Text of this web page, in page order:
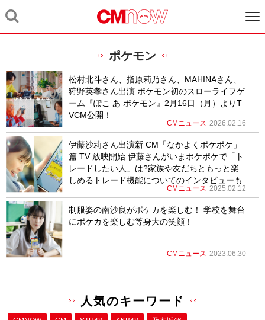
ポケモン
松村北斗さん、指原莉乃さん、MAHINAさん、
狩野英孝さん出演 ポケモン初のスローライフゲ
ーム『ぽこ あ ポケモン』2月16日（月）よりT
VCM公開！
CMニュース 2026.02.16
伊藤沙莉さん出演新 CM「なかよくポケポケ」
篇 TV 放映開始 伊藤さんがいまポケポケで「ト
レードしたい人」は?家族や友だちともっと楽
しめるトレード機能についてのインタビューも
CMニュース 2025.02.12
制服姿の南沙良がポケカを楽しむ！ 学校を舞台
にポケカを楽しむ等身大の笑顔！
CMニュース 2023.06.30
人気のキーワード